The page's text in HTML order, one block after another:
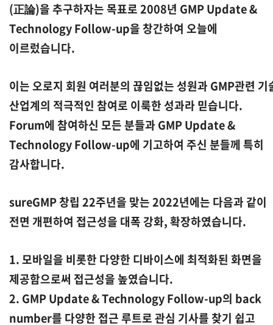
(正論)을 추구하자는 목표로 2008년 GMP Update &
Technology Follow-up을 창간하여 오늘에
이르렀습니다.
이는 오로지 회원 여러분의 끊임없는 성원과 GMP관련 기
산업계의 적극적인 참여로 이룩한 성과라 믿습니다.
Forum에 참여하신 모든 분들과 GMP Update &
Technology Follow-up에 기고하여 주신 분들께 특히
감사합니다.
sureGMP 창립 22주년을 맞는 2022년에는 다음과 같이
전면 개편하여 접근성을 대폭 강화, 확장하였습니다.
1. 모바일을 비롯한 다양한 디바이스에 최적화된 화면을
제공함으로써 접근성을 높였습니다.
2. GMP Update & Technology Follow-up의 back
number를 다양한 접근 루트로 관심 기사를 찾기 쉽고